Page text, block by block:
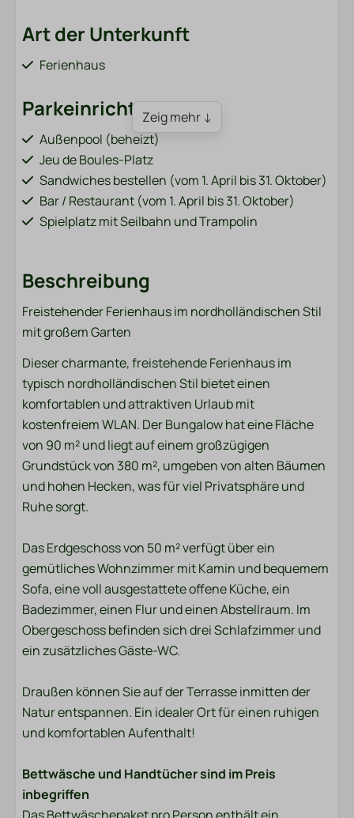
Art der Unterkunft
Ferienhaus
Parkeinrichtungen
Außenpool (beheizt)
Jeu de Boules-Platz
Sandwiches bestellen (vom 1. April bis 31. Oktober)
Bar / Restaurant (vom 1. April bis 31. Oktober)
Spielplatz mit Seilbahn und Trampolin
Ladestationen für Elektroautos
Sportplatz (Fußball, Volleyball, Badminton)
Waschmaschine und Trockner (kostenpflichtig)
Badezimmer
Handtücher
Schlafzimmer
Bettzeug
Waschen und Trocknen
Trockner
Waschmaschine
Unterhaltung
Flachbildfernseher
Standort
Nachmittagssonne
Freistehend
Ruhige Lage
Zeig mehr ↓
Beschreibung
Freistehender Ferienhaus im nordholländischen Stil
mit großem Garten
Dieser charmante, freistehende Ferienhaus im
typisch nordholländischen Stil bietet einen
komfortablen und attraktiven Urlaub mit
kostenfreiem WLAN. Der Bungalow hat eine Fläche
von 90 m² und liegt auf einem großzügigen
Grundstück von 380 m², umgeben von alten Bäumen
und hohen Hecken, was für viel Privatsphäre und
Ruhe sorgt.
Das Erdgeschoss von 50 m² verfügt über ein
gemütliches Wohnzimmer mit Kamin und bequemem
Sofa, eine voll ausgestattete offene Küche, ein
Badezimmer, einen Flur und einen Abstellraum. Im
Obergeschoss befinden sich drei Schlafzimmer und
ein zusätzliches Gäste-WC.
Draußen können Sie auf der Terrasse inmitten der
Natur entspannen. Ein idealer Ort für einen ruhigen
und komfortablen Aufenthalt!
Bettwäsche und Handtücher sind im Preis
inbegriffen